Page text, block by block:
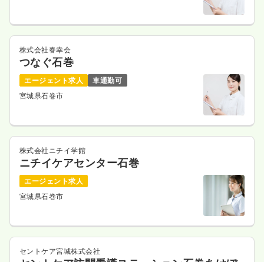
株式会社春幸会
つなぐ石巻
エージェント求人
車通勤可
宮城県石巻市
株式会社ニチイ学館
ニチイケアセンター石巻
エージェント求人
宮城県石巻市
セントケア宮城株式会社